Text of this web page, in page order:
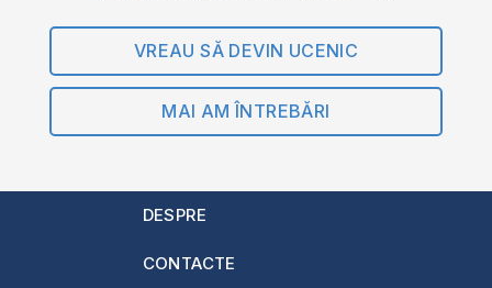
VREAU SĂ DEVIN UCENIC
MAI AM ÎNTREBĂRI
DESPRE
CONTACTE